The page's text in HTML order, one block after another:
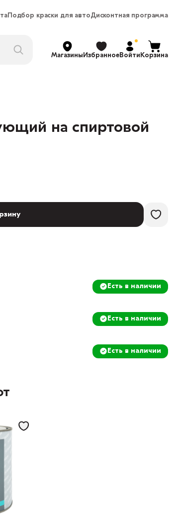
Подбор краски для автоДисконтная программа
МагазиныИзбранноеВойтиКорзина
на спиртовой
Есть в наличии
Есть в наличии
Есть в наличии